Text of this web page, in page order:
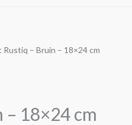
– Bruin – 18×24 cm
18×24 cm